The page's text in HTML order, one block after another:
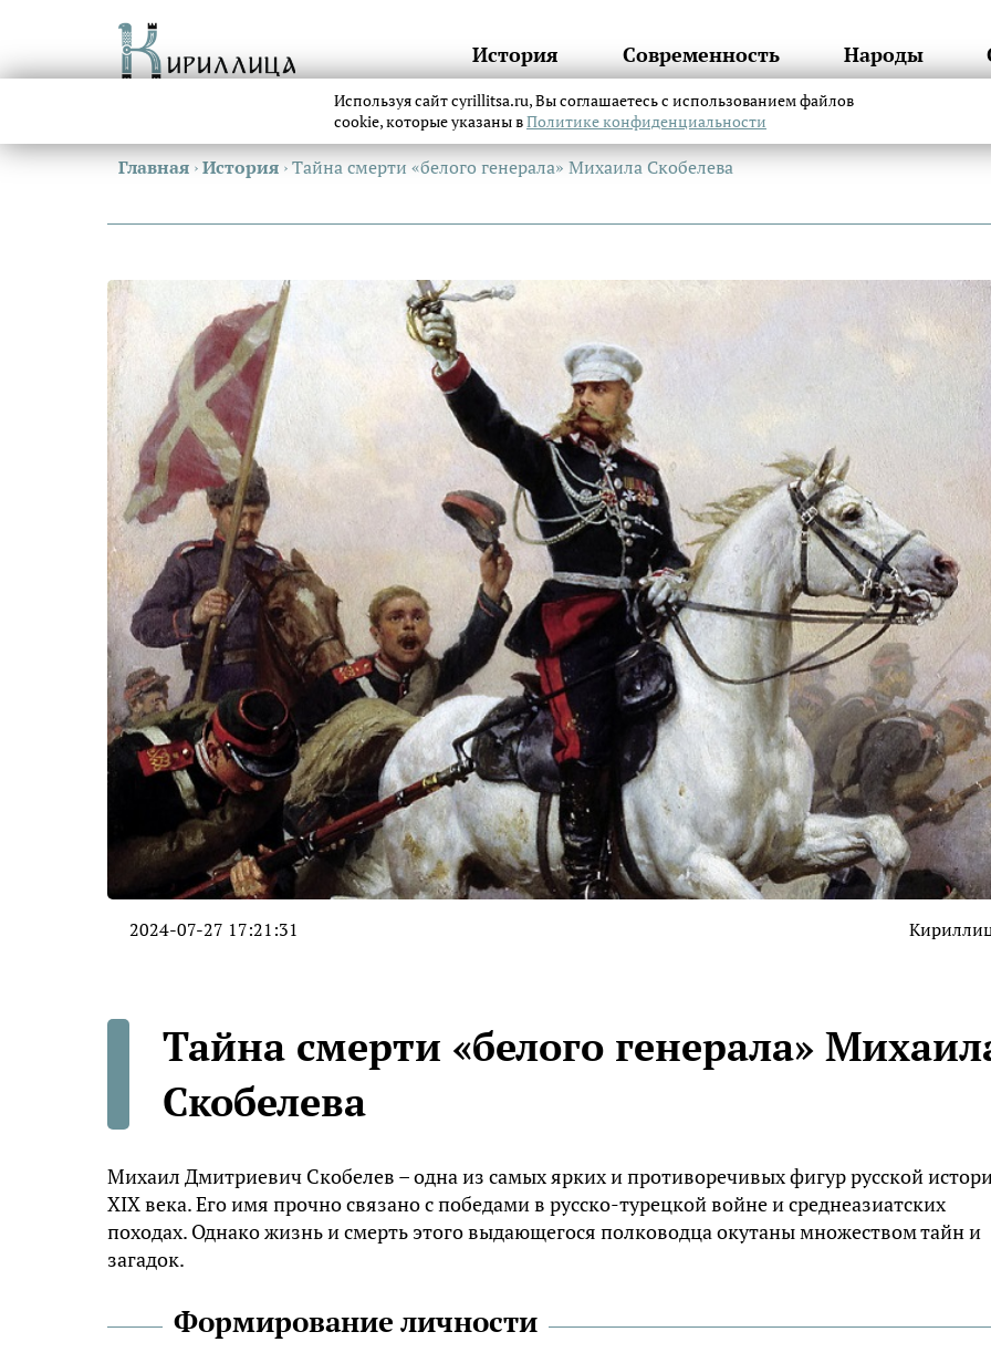
История Современность Народы
Главная ›История ›Тайна смерти «белого генерала» Михаила Скобелева
2024-07-27 17:21:31
Тайна смерти «белого генерала»
Скобелева
Михаил Дмитриевич Скобелев – одна из самых ярких и противоречивых фигур русской
XIX века. Его имя прочно связано с победами в русско-турецкой войне и среднеазиатских
походах. Однако жизнь и смерть этого выдающегося полководца окутаны множеством тайн и
загадок.
Формирование личности
Используя сайт cyrillitsa.ru, Вы соглашаетесь с использованием файлов
cookie, которые указаны вПолитике конфиденциальности